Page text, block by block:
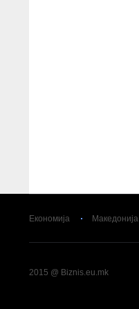
Економија Македонија
2015 @ Biznis.eu.mk